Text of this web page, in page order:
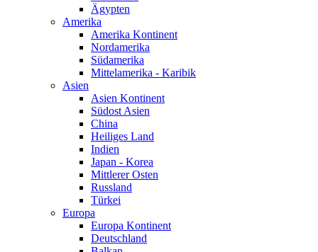
Ägypten
Amerika
Amerika Kontinent
Nordamerika
Südamerika
Mittelamerika - Karibik
Asien
Asien Kontinent
Südost Asien
China
Heiliges Land
Indien
Japan - Korea
Mittlerer Osten
Russland
Türkei
Europa
Europa Kontinent
Deutschland